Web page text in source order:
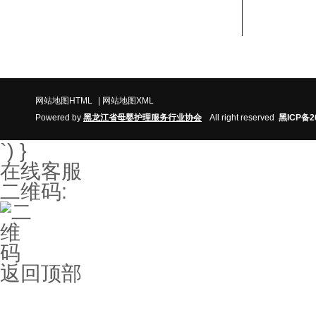
网站地图HTML
网站地图XML
Powered by 黑龙江省母婴护理服务行业协会 All right reserved 黑ICP备
`) }
在线客服
二维码:
返回顶部